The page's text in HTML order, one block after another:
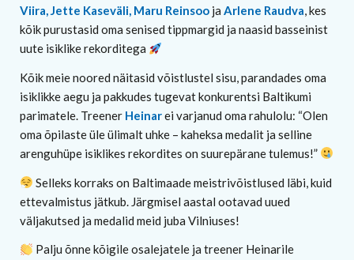
Viira, Jette Kaseväli, Maru Reinsoo ja Arlene Raudva, kes
kõik purustasid oma senised tippmargid ja naasid basseinist
uute isiklike rekorditega
Kõik meie noored näitasid võistlustel sisu, parandades oma
isiklikke aegu ja pakkudes tugevat konkurentsi Baltikumi
parimatele. Treener Heinarei varjanud oma rahulolu: “Olen
oma õpilaste üle ülimalt uhke – kaheksa medalit ja selline
arenguhüpe isiklikes rekordites on suurepärane tulemus!”
Selleks korraks on Baltimaade meistrivõistlused läbi, kuid
ettevalmistus jätkub. Järgmisel aastal ootavad uued
väljakutsed ja medalid meid juba Vilniuses!
Palju õnne kõigile osalejatele ja treener Heinarile